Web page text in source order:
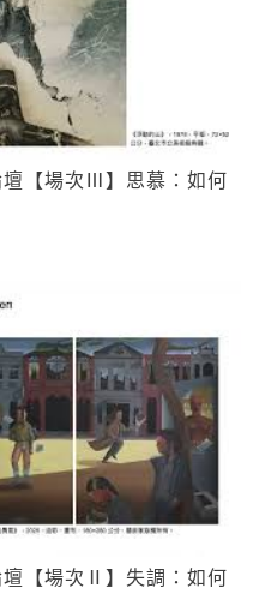
【場次Ⅲ】思慕：如何
【場次Ⅱ】失調：如何